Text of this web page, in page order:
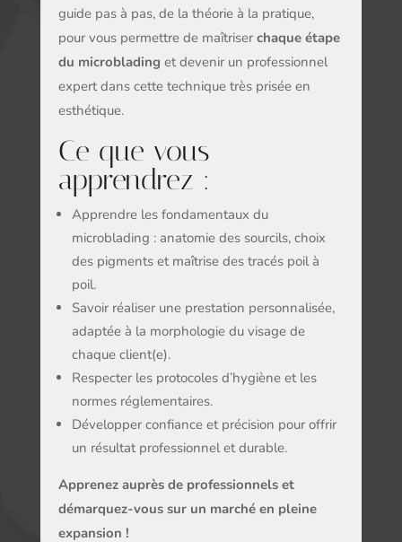
guide pas à pas, de la théorie à la pratique,
pour vous permettre de maîtriser chaque étape
du microblading et devenir un professionnel
expert dans cette technique très prisée en
esthétique.
Ce que vous
apprendrez :
Apprendre les fondamentaux du
microblading : anatomie des sourcils, choix
des pigments et maîtrise des tracés poil à
poil.
Savoir réaliser une prestation personnalisée,
adaptée à la morphologie du visage de
chaque client(e).
Respecter les protocoles d’hygiène et les
normes réglementaires.
Développer confiance et précision pour offrir
un résultat professionnel et durable.
Apprenez auprès de professionnels et
démarquez-vous sur un marché en pleine
expansion !